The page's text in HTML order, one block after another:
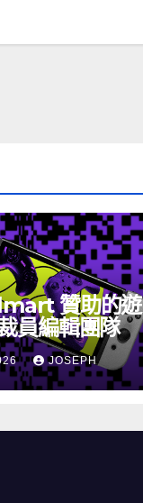
贊助的遊
員編輯團隊
JOSEPH